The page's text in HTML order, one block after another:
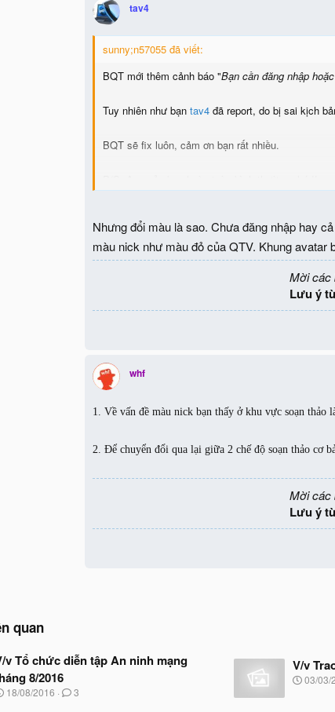
tav4
sunny;n57055 đã viết:
BQT mới thêm cảnh báo "Bạn cần đăng nhập
Tuy nhiên như bạn tav4 đã report, do bị sai kịch
BQT sẽ fix luôn, cảm ơn bạn rất nhiều.
Nhưng đổi màu là sao. Chưa đăng nhập hay
màu nick như màu đỏ của QTV. Khung avatar
Mời các
Lưu ý
whf
1. Về vấn đề màu nick bạn thấy ở khu vực soạn
2. Để chuyển đổi qua lại giữa 2 chế độ soạn thảo cơ
Mời các
Lưu ý
quan
v Tổ chức diễn tập An ninh mạng
8/2016
N
18/08/2016 3
V/v
N
03/03/